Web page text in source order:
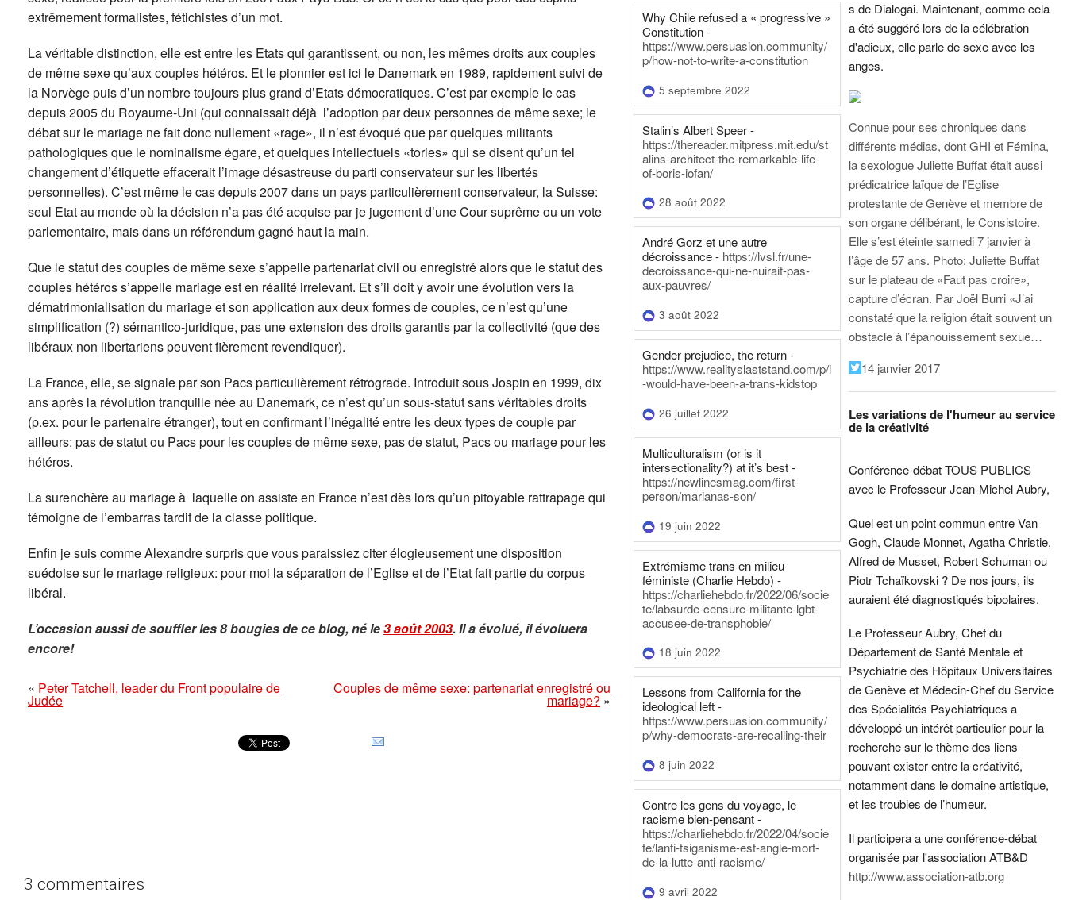
extrêmement formalistes, fétichistes d’un mot.
La véritable distinction, elle est entre les Etats qui garantissent, ou non, les mêmes droits aux couples
de même sexe qu’aux couples hétéros. Et le pionnier est ici le Danemark en 1989, rapidement suivi de
la Norvège puis d’un nombre toujours plus grand d’Etats démocratiques. C’est par exemple le cas
depuis 2005 du Royaume-Uni (qui connaissait déjà l’adoption par deux personnes de même sexe; le
débat sur le mariage ne fait donc nullement «rage», il n’est évoqué que par quelques militants
pathologiques que le nominalisme égare, et quelques intellectuels «tories» qui se disent qu’un tel
changement d’étiquette effacerait l’image désastreuse du parti conservateur sur les libertés
personnelles). C’est même le cas depuis 2007 dans un pays particulièrement conservateur, la Suisse:
seul Etat au monde où la décision n’a pas été acquise par je jugement d’une Cour suprême ou un vote
parlementaire, mais dans un référendum gagné haut la main.
Que le statut des couples de même sexe s’appelle partenariat civil ou enregistré alors que le statut des
couples hétéros s’appelle mariage est en réalité irrelevant. Et s’il doit y avoir une évolution vers la
dématrimonialisation du mariage et son application aux deux formes de couples, ce n’est qu’une
simplification (?) sémantico-juridique, pas une extension des droits garantis par la collectivité (que des
libéraux non libertariens peuvent fièrement revendiquer).
La France, elle, se signale par son Pacs particulièrement rétrograde. Introduit sous Jospin en 1999, dix
ans après la révolution tranquille née au Danemark, ce n’est qu’un sous-statut sans véritables droits
(p.ex. pour le partenaire étranger), tout en confirmant l’inégalité entre les deux types de couple par
ailleurs: pas de statut ou Pacs pour les couples de même sexe, pas de statut, Pacs ou mariage pour les
hétéros.
La surenchère au mariage à laquelle on assiste en France n’est dès lors qu’un pitoyable rattrapage qui
témoigne de l’embarras tardif de la classe politique.
Enfin je suis comme Alexandre surpris que vous paraissiez citer élogieusement une disposition
suédoise sur le mariage religieux: pour moi la séparation de l’Eglise et de l’Etat fait partie du corpus
libéral.
L’occasion aussi de souffler les 8 bougies de ce blog, né le3 août 2003. Il a évolué, il évoluera
encore!
« Peter Tatchell, leader du Front populaire de
Judée
Couples de même sexe: partenariat enregistré ou
mariage?»
3 commentaires
Why Chile refused a « progressive »
Constitution -
https://www.persuasion.community/
p/how-not-to-write-a-constitution
5 septembre 2022
Stalin’s Albert Speer -
https://thereader.mitpress.mit.edu/st
alins-architect-the-remarkable-life-
of-boris-iofan/
28 août 2022
André Gorz et une autre
décroissance - https://lvsl.fr/une-
decroissance-qui-ne-nuirait-pas-
aux-pauvres/
3 août 2022
Gender prejudice, the return -
https://www.realityslaststand.com/p/i
-would-have-been-a-trans-kidstop
26 juillet 2022
Multiculturalism (or is it
intersectionality?) at it’s best -
https://newlinesmag.com/first-
person/marianas-son/
19 juin 2022
Extrémisme trans en milieu
féministe (Charlie Hebdo) -
https://charliehebdo.fr/2022/06/socie
te/labsurde-censure-militante-lgbt-
accusee-de-transphobie/
18 juin 2022
Lessons from California for the
ideological left -
https://www.persuasion.community/
p/why-democrats-are-recalling-their
8 juin 2022
Contre les gens du voyage, le
racisme bien-pensant -
https://charliehebdo.fr/2022/04/socie
te/lanti-tsiganisme-est-angle-mort-
de-la-lutte-anti-racisme/
9 avril 2022
s de Dialogai. Maintenant, comme cela
a été suggéré lors de la célébration
d'adieux, elle parle de sexe avec les
anges.
Connue pour ses chroniques dans
différents médias, dont GHI et Fémina,
la sexologue Juliette Buffat était aussi
prédicatrice laïque de l’Eglise
protestante de Genève et membre de
son organe délibérant, le Consistoire.
Elle s’est éteinte samedi 7 janvier à
l’âge de 57 ans. Photo: Juliette Buffat
sur le plateau de «Faut pas croire»,
capture d’écran. Par Joël Burri «J’ai
constaté que la religion était souvent un
obstacle à l’épanouissement sexue…
14 janvier 2017
Les variations de l'humeur au service
de la créativité
Conférence-débat TOUS PUBLICS
avec le Professeur Jean-Michel Aubry,
Quel est un point commun entre Van
Gogh, Claude Monnet, Agatha Christie,
Alfred de Musset, Robert Schuman ou
Piotr Tchaïkovski ? De nos jours, ils
auraient été diagnostiqués bipolaires.
Le Professeur Aubry, Chef du
Département de Santé Mentale et
Psychiatrie des Hôpitaux Universitaires
de Genève et Médecin-Chef du Service
des Spécialités Psychiatriques a
développé un intérêt particulier pour la
recherche sur le thème des liens
pouvant exister entre la créativité,
notamment dans le domaine artistique,
et les troubles de l’humeur.
Il participera a une conférence-débat
organisée par l'association ATB&D
http://www.association-atb.org